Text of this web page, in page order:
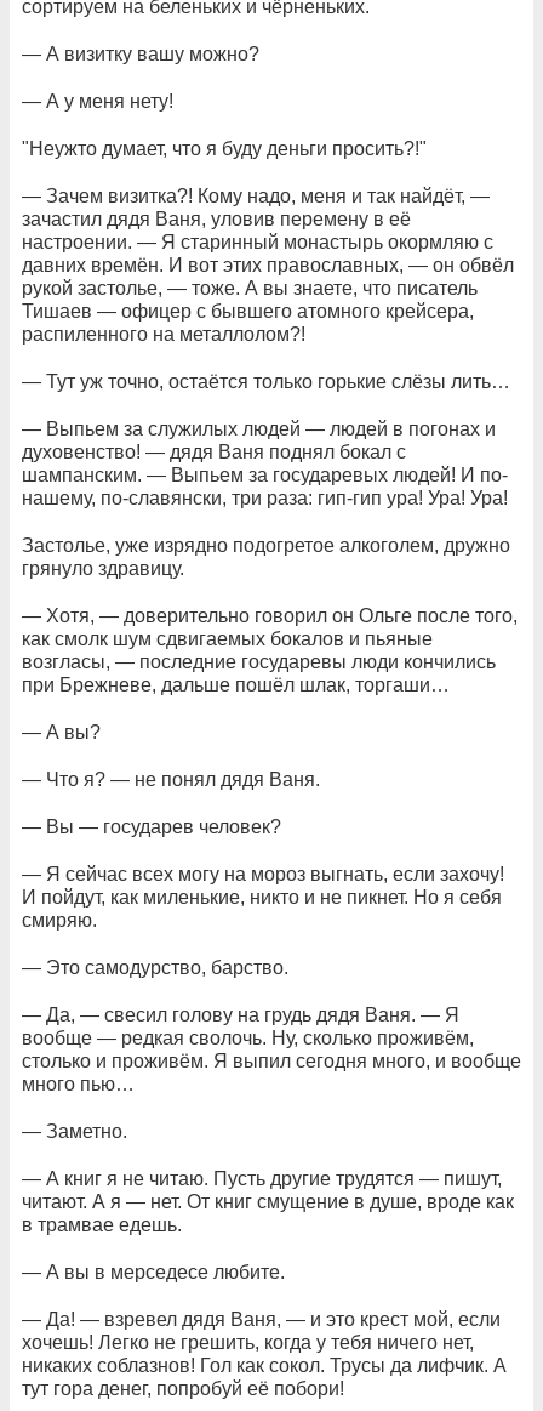
сортируем на беленьких и чёрненьких.
— А визитку вашу можно?
— А у меня нету!
"Неужто думает, что я буду деньги просить?!"
— Зачем визитка?! Кому надо, меня и так найдёт, —
зачастил дядя Ваня, уловив перемену в её
настроении. — Я старинный монастырь окормляю с
давних времён. И вот этих православных, — он обвёл
рукой застолье, — тоже. А вы знаете, что писатель
Тишаев — офицер с бывшего атомного крейсера,
распиленного на металлолом?!
— Тут уж точно, остаётся только горькие слёзы лить…
— Выпьем за служилых людей — людей в погонах и
духовенство! — дядя Ваня поднял бокал с
шампанским. — Выпьем за государевых людей! И по-
нашему, по-славянски, три раза: гип-гип ура! Ура! Ура!
Застолье, уже изрядно подогретое алкоголем, дружно
грянуло здравицу.
— Хотя, — доверительно говорил он Ольге после того,
как смолк шум сдвигаемых бокалов и пьяные
возгласы, — последние государевы люди кончились
при Брежневе, дальше пошёл шлак, торгаши…
— А вы?
— Что я? — не понял дядя Ваня.
— Вы — государев человек?
— Я сейчас всех могу на мороз выгнать, если захочу!
И пойдут, как миленькие, никто и не пикнет. Но я себя
смиряю.
— Это самодурство, барство.
— Да, — свесил голову на грудь дядя Ваня. — Я
вообще — редкая сволочь. Ну, сколько проживём,
столько и проживём. Я выпил сегодня много, и вообще
много пью…
— Заметно.
— А книг я не читаю. Пусть другие трудятся — пишут,
читают. А я — нет. От книг смущение в душе, вроде как
в трамвае едешь.
— А вы в мерседесе любите.
— Да! — взревел дядя Ваня, — и это крест мой, если
хочешь! Легко не грешить, когда у тебя ничего нет,
никаких соблазнов! Гол как сокол. Трусы да лифчик. А
тут гора денег, попробуй её побори!